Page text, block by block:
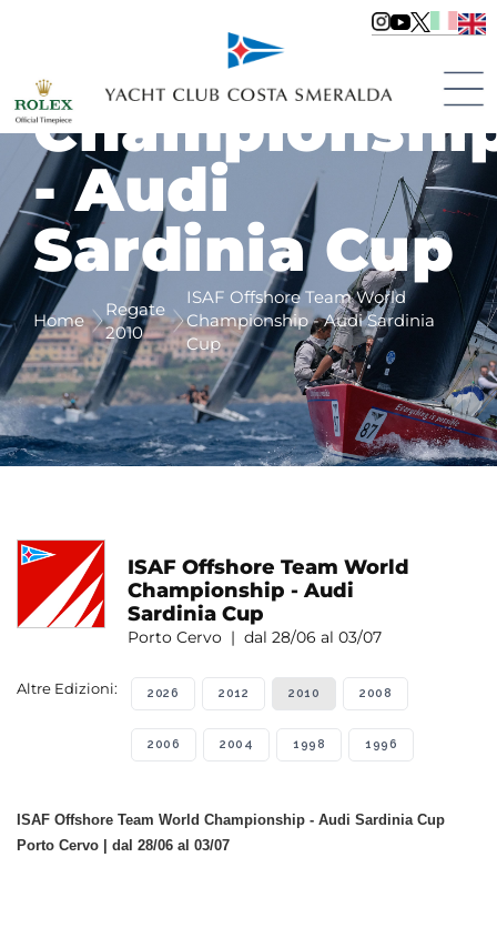
Team World
- Audi
Sardinia Cup
Home
Regate
2010
ISAF Offshore Team World
Championship - Audi Sardinia
Cup
ISAF Offshore Team World
Championship - Audi
Sardinia Cup
Porto Cervo | dal 28/06 al 03/07
Altre Edizioni: 2026 2012 2010 2008
2006 2004 1998 1996
ISAF Offshore Team World Championship - Audi Sardinia Cup
Porto Cervo | dal 28/06 al 03/07